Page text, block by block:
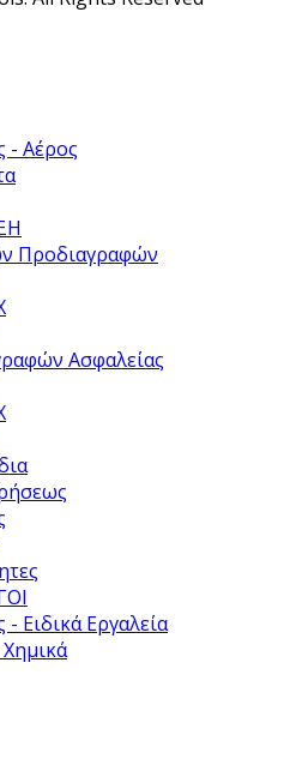
- Αέρος
Προδιαγραφών
Ασφαλείας
- Ειδικά Εργαλεία